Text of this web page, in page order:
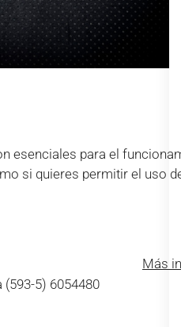
(593-5) 6054480
esenciales para el
si quieres permitir el uso
Más